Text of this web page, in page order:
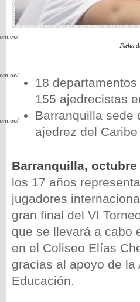
Fecha
18
155 ajedrecistas
Barranquilla sede
ajedrez del
Barranquilla, octubre
los 17 años
jugadores
gran final del VI
que se llevará a cabo
en el Coliseo Elías
gracias al apoyo de
Educación.
wp-
wp-
wp-
wp-
wp-